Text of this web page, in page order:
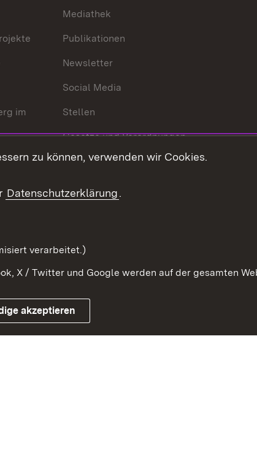
im
Mediathek
Publikationen
Newsletter
Social Media
Stellen
Gesetze und Verordnungen
Gesetzblatt
Impressum
zu können, verwenden wir Cookies.
Datenschutzerklärung.
verarbeitet.)
X / Twitter und Google werden auf der gesamten
akzeptieren